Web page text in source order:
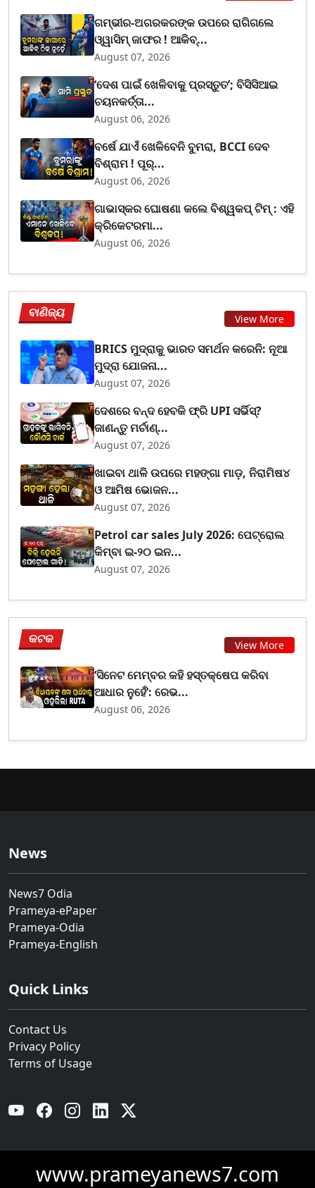
ଗମ୍ଭୀର-ଅଗରକରଙ୍କ ଉପରେ ରାଗିଗଲେ
ଓ୍ୱାସିମ୍ ଜାଫର ! ଆକିବ୍...
August 07, 2026
‘ଦେଶ ପାଇଁ ଖେଳିବାକୁ ପ୍ରସ୍ତୁତ’; ବିସିସିଆଇ
ଚୟନକର୍ତ୍ତା...
August 06, 2026
ବର୍ଷେ ଯାଏଁ ଖେଳିବେନି ବୁମରା, BCCI ଦେବ
ବିଶ୍ରାମ ! ପୂର୍...
August 06, 2026
ଗାଭାସ୍କର ଘୋଷଣା କଲେ ବିଶ୍ୱକପ୍ ଟିମ୍ : ଏହି
କ୍ରିକେଟରମା...
August 06, 2026
ବାଣିଜ୍ୟ View More
BRICS ମୁଦ୍ରାକୁ ଭାରତ ସମର୍ଥନ କରେନି: ନୂଆ
ମୁଦ୍ରା ଯୋଜନା...
August 07, 2026
ଦେଶରେ ବନ୍ଦ ହେବକି ଫ୍ରି UPI ସର୍ଭିସ୍?
ଜାଣନ୍ତୁ ମର୍ଚାଣ୍...
August 07, 2026
ଖାଇବା ଥାଳି ଉପରେ ମହଙ୍ଗା ମାଡ଼, ନିରାମିଷ୪
ଓ ଆମିଷ ଭୋଜନ...
August 07, 2026
Petrol car sales July 2026: ପେଟ୍ରୋଲ
କିମ୍ବା ଇ-୨୦ ଇନ...
August 07, 2026
କଟକ View More
‘ସିନେଟ ମେମ୍ବର କହି ହସ୍ତକ୍ଷେପ କରିବା
ଆଧାର ନୁହେଁ’: ରେଭ...
August 06, 2026
News
News7 Odia
Prameya-ePaper
Prameya-Odia
Prameya-English
Quick Links
Contact Us
Privacy Policy
Terms of Usage
YouTube Facebook Instagram Linkedin
www.prameyanews7.com